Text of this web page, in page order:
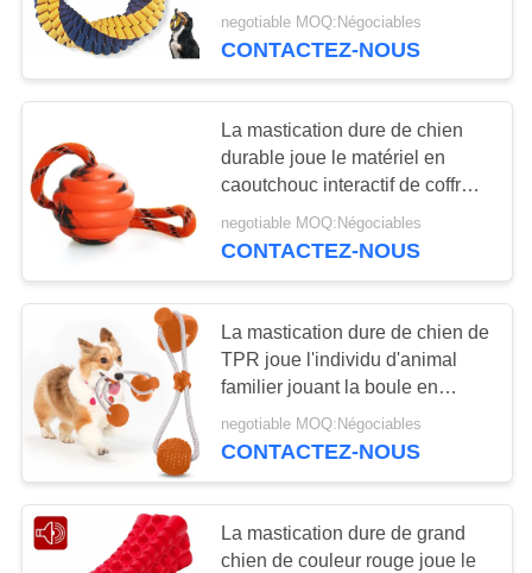
PRIVACY
POLICYCollier de chien en
nylon mou
Laisse imperméable
de chien
11
de corde de chien
negotiable MOQ:Négociables
CONTACTEZ-NOUS
La mastication dure de chien
durable joue le matériel en
caoutchouc interactif de coffre-
fort de pouce 100% de la boule
2,4
negotiable MOQ:Négociables
CONTACTEZ-NOUS
La mastication dure de chien de
TPR joue l'individu d'animal
familier jouant la boule en
caoutchouc avec la tasse
d'aspiration
negotiable MOQ:Négociables
CONTACTEZ-NOUS
La mastication dure de grand
chien de couleur rouge joue le